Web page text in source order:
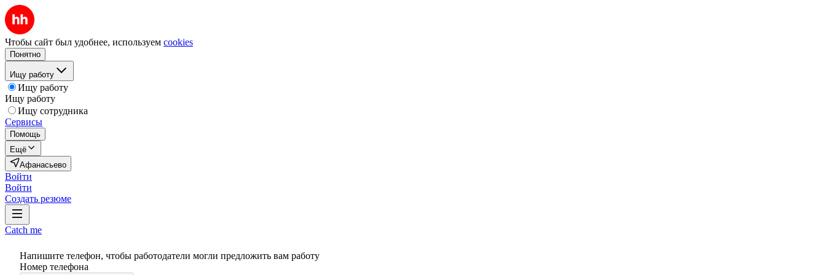
Чтобы сайт был удобнее, используем cookies
Понятно
Ищу работу
Ищу работу
Ищу работу
Ищу сотрудника
Сервисы
Помощь
Ещё
Афанасьево
Войти
Войти
Создать резюме
Catch me
Напишите телефон, чтобы работодатели могли предложить вам работу
Номер телефона